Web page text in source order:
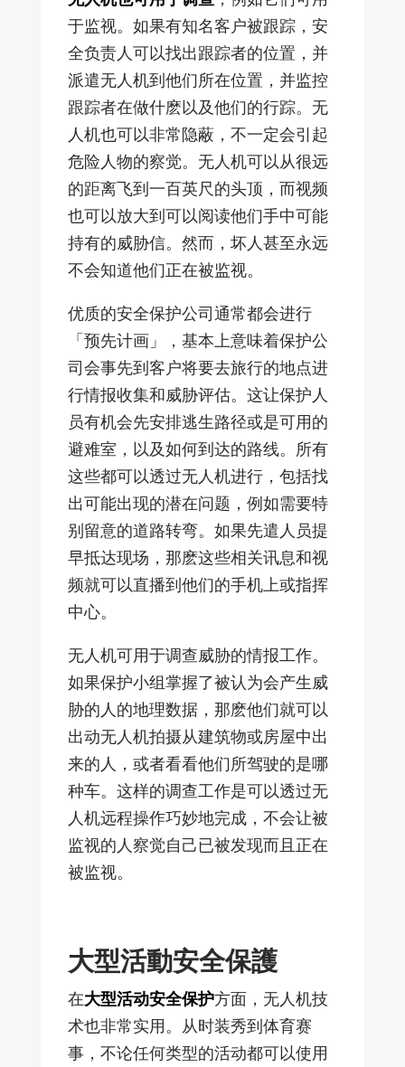
于监视。如果有知名客户被跟踪，安
全负责人可以找出跟踪者的位置，并
派遣无人机到他们所在位置，并监控
跟踪者在做什麽以及他们的行踪。无
人机也可以非常隐蔽，不一定会引起
危险人物的察觉。无人机可以从很远
的距离飞到一百英尺的头顶，而视频
也可以放大到可以阅读他们手中可能
持有的威胁信。然而，坏人甚至永远
不会知道他们正在被监视。
优质的安全保护公司通常都会进行
「预先计画」，基本上意味着保护公
司会事先到客户将要去旅行的地点进
行情报收集和威胁评估。这让保护人
员有机会先安排逃生路径或是可用的
避难室，以及如何到达的路线。所有
这些都可以透过无人机进行，包括找
出可能出现的潜在问题，例如需要特
别留意的道路转弯。如果先遣人员提
早抵达现场，那麽这些相关讯息和视
频就可以直播到他们的手机上或指挥
中心。
无人机可用于调查威胁的情报工作。
如果保护小组掌握了被认为会产生威
胁的人的地理数据，那麽他们就可以
出动无人机拍摄从建筑物或房屋中出
来的人，或者看看他们所驾驶的是哪
种车。这样的调查工作是可以透过无
人机远程操作巧妙地完成，不会让被
监视的人察觉自己已被发现而且正在
被监视。
大型活動安全保護
在大型活动安全保护方面，无人机技
术也非常实用。从时装秀到体育赛
事，不论任何类型的活动都可以使用